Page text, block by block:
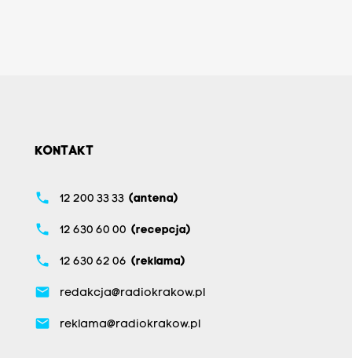
KONTAKT
phone 12 200 33 33 (antena)
phone 12 630 60 00 (recepcja)
phone 12 630 62 06 (reklama)
email redakcja@radiokrakow.pl
email reklama@radiokrakow.pl